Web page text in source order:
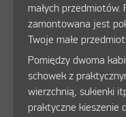
małych przedmiotów.
zamontowana jest
Twoje małe
Pomiędzy dwoma
schowek z
wierzchnią, sukienki
praktyczne kieszenie